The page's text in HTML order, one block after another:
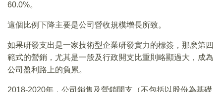
60.0%。
這個比例下降主要是公司營收規模增長所致。
如果研發支出是一家技術型企業研發實力的標簽，那麽第四
範式的營銷，尤其是一般及行政開支比重則略顯過大，成為
公司盈利路上的負累。
2018-2020年，公司銷售及營銷開支（不包括以股份為基礎